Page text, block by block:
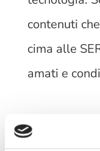
contenuti
cima alle
amati e